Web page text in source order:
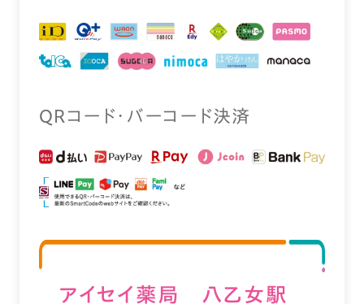
QRコード・バーコード決済
アイセイ薬局 八乙女駅